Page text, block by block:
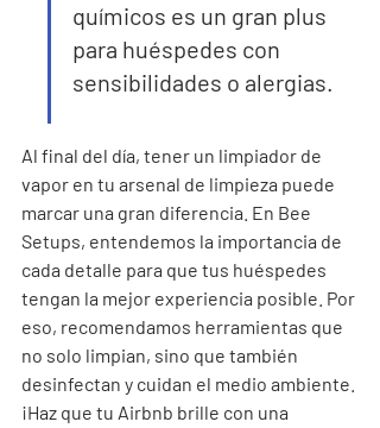
químicos es un gran plus
para huéspedes con
sensibilidades o alergias.
Al final del día, tener un limpiador de
vapor en tu arsenal de limpieza puede
marcar una gran diferencia. En Bee
Setups, entendemos la importancia de
cada detalle para que tus huéspedes
tengan la mejor experiencia posible. Por
eso, recomendamos herramientas que
no solo limpian, sino que también
desinfectan y cuidan el medio ambiente.
¡Haz que tu Airbnb brille con una